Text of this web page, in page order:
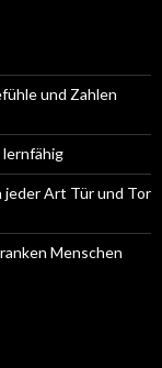
und Zahlen
jeder Art Tür und Tor
Menschen